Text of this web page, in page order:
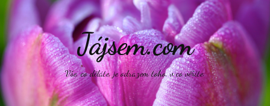
Jájsem.com
Vše, co děláte, je odrazem toho, v co věříte.